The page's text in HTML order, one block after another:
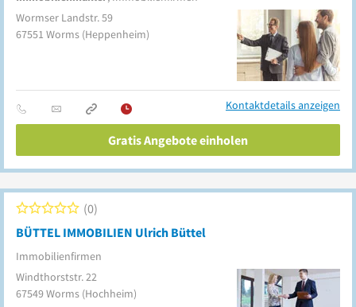
Wormser Landstr. 59
67551 Worms (Heppenheim)
Kontaktdetails anzeigen
Gratis Angebote einholen
BÜTTEL IMMOBILIEN Ulrich Büttel
Immobilienfirmen
0
Windthorststr. 22
67549Worms (Hochheim)